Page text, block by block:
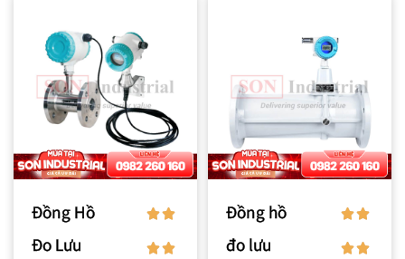
Đồng Hồ
Đo Lưu
Đồng hồ
đo lưu